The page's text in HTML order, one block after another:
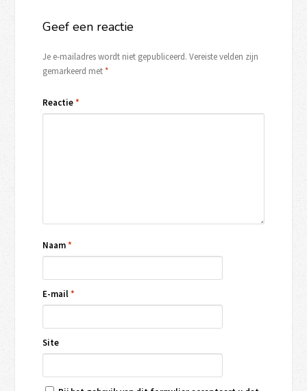
Geef een reactie
Je e-mailadres wordt niet gepubliceerd. Vereiste velden zijn
gemarkeerd met*
Reactie*
Naam*
E-mail*
Site